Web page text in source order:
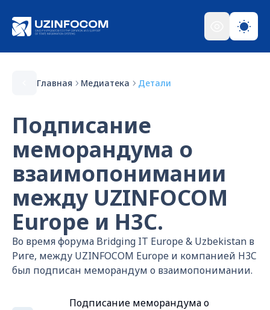
Главная Медиатека Детали
Подписание
меморандума о
взаимопонимании
между UZINFOCOM
Europe и H3C.
Во время форума Bridging IT Europe & Uzbekistan в
Риге, между UZINFOCOM Europe и компанией H3C
был подписан меморандум о взаимопонимании.
Подписание меморандума о